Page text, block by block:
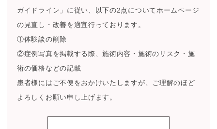
ガイドライン」に従い、以下の2点についてホームページ
の見直し・改善を適宜行っております。
①体験談の削除
②症例写真を掲載する際、施術内容・施術のリスク・施
術の価格などの記載
患者様にはご不便をおかけいたしますが、ご理解のほど
よろしくお願い申し上げます。